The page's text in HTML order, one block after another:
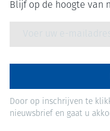
Blijf op de hoogte van
Door op inschrijven te
nieuwsbrief en gaat u